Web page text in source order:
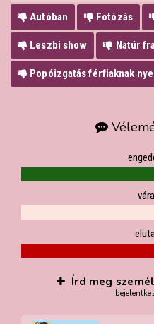
Autóban Fotózás
Leszbi show Natúr
Popóizgatás férfiaknak
Írd meg